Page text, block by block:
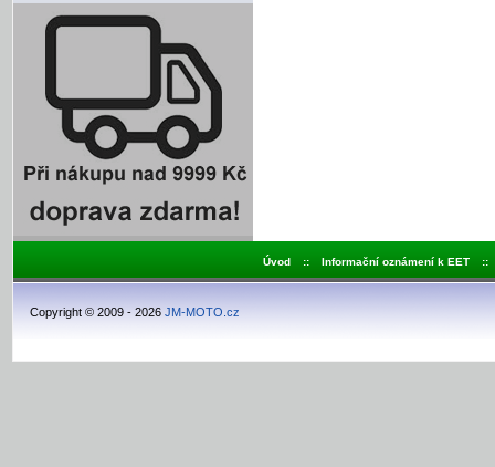
Úvod :: Informační oznámení k EET ::
Copyright © 2009 - 2026 JM-MOTO.cz